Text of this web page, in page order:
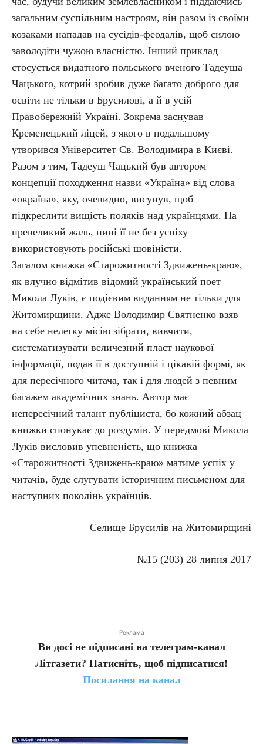
загальним суспільним настроям, він разом із своїми
козаками нападав на сусідів-феодалів, щоб силою
заволодіти чужою власністю. Інший приклад
стосується видатного польського вченого Тадеуша
Чацького, котрий зробив дуже багато доброго для
освіти не тільки в Брусилові, а й в усій
Правобережній Україні. Зокрема заснував
Кременецький ліцей, з якого в подальшому
утворився Університет Св. Володимира в Києві.
Разом з тим, Тадеуш Чацький був автором
концепції походження назви «Україна» від слова
«окраїна», яку, очевидно, висунув, щоб
підкреслити вищість поляків над українцями. На
превеликий жаль, нині її не без успіху
використовують російські шовіністи.
Загалом книжка «Старожитності Здвижень-краю»,
як влучно відмітив відомий український поет
Микола Луків, є подієвим виданням не тільки для
Житомирщини. Адже Володимир Святненко взяв
на себе нелегку місію зібрати, вивчити,
систематизувати величезний пласт наукової
інформації, подав її в доступній і цікавій формі, як
для пересічного читача, так і для людей з певним
багажем академічних знань. Автор має
непересічний талант публіциста, бо кожний абзац
книжки спонукає до роздумів. У передмові Микола
Луків висловив упевненість, що книжка
«Старожитності Здвижень-краю» матиме успіх у
читачів, буде слугувати історичним письменом для
наступних поколінь українців.
Селище Брусилів на Житомирщині
№15 (203) 28 липня 2017
Реклама
Ви досі не підписані на телеграм-канал
Літгазети? Натисніть, щоб підписатися!
Посилання на канал